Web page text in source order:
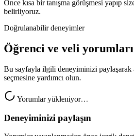
Önce kısa bir tanışma görüşmesi yapıp
belirliyoruz.
Doğrulanabilir deneyimler
Öğrenci ve veli yorumları
Bu sayfayla ilgili deneyiminizi paylaşarak
seçmesine yardımcı olun.
Yorumlar yükleniyor…
Deneyiminizi paylaşın